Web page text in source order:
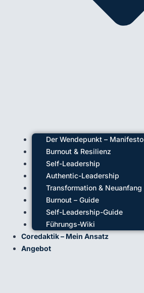
Der Wendepunkt – Manifesto
Burnout & Resilienz
Self-Leadership
Authentic-Leadership
Transformation & Neuanfang
Burnout – Guide
Self-Leadership-Guide
Führungs-Wiki
Coredaktik – Mein Ansatz
Angebot